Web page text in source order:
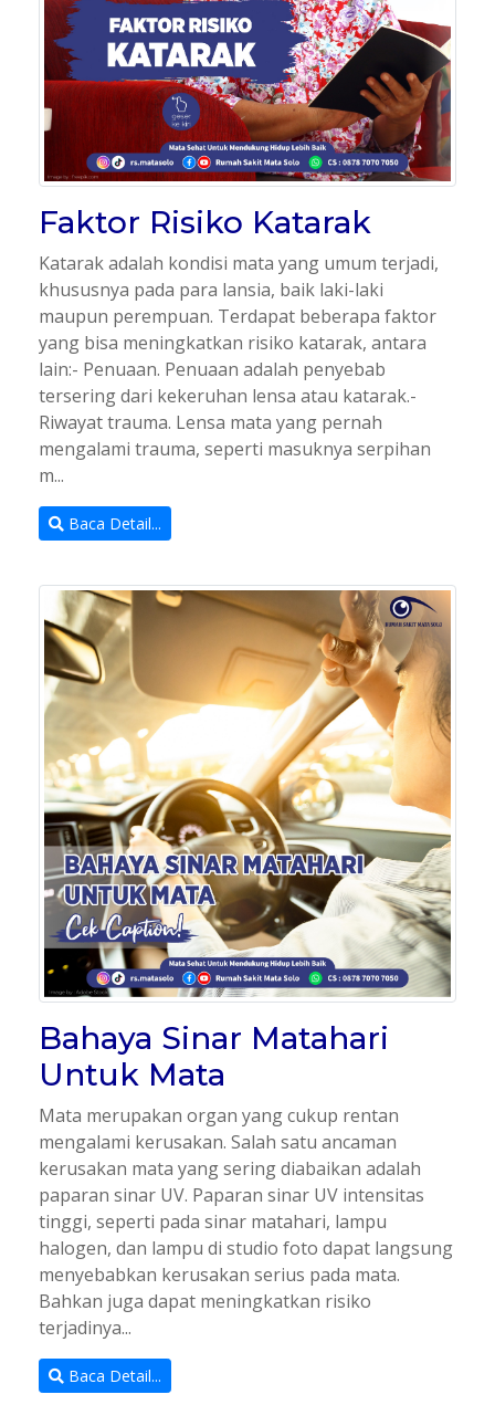
Faktor Risiko Katarak
Katarak adalah kondisi mata yang umum terjadi,
khususnya pada para lansia, baik laki-laki
maupun perempuan. Terdapat beberapa faktor
yang bisa meningkatkan risiko katarak, antara
lain:- Penuaan. Penuaan adalah penyebab
tersering dari kekeruhan lensa atau katarak.-
Riwayat trauma. Lensa mata yang pernah
mengalami trauma, seperti masuknya serpihan
m...
Baca Detail...
Bahaya Sinar Matahari
Untuk Mata
Mata merupakan organ yang cukup rentan
mengalami kerusakan. Salah satu ancaman
kerusakan mata yang sering diabaikan adalah
paparan sinar UV. Paparan sinar UV intensitas
tinggi, seperti pada sinar matahari, lampu
halogen, dan lampu di studio foto dapat langsung
menyebabkan kerusakan serius pada mata.
Bahkan juga dapat meningkatkan risiko
terjadinya...
Baca Detail...